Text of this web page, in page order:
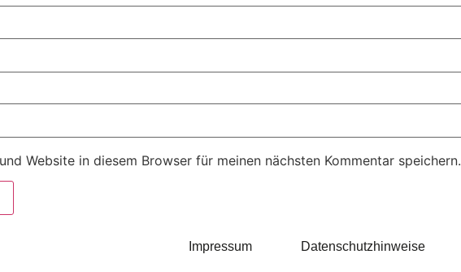
Website in diesem Browser für meinen nächsten Kommentar speichern.
Impressum Datenschutzhinweise